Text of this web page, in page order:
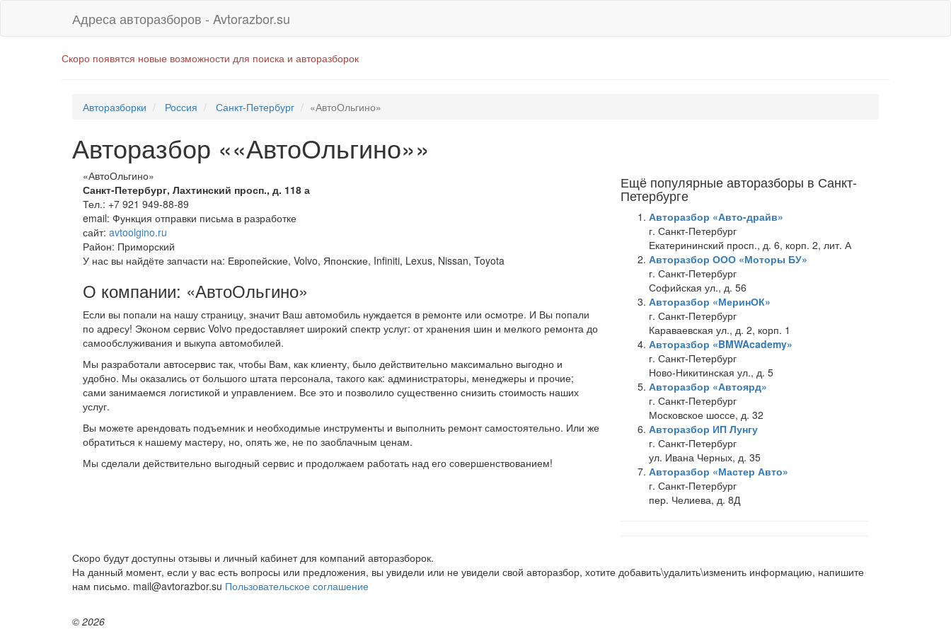
Адреса авторазборов - Avtorazbor.su
Скоро появятся новые возможности для поиска и авторазборок
Авторазборки Россия Санкт-Петербург «АвтоОльгино»
Авторазбор ««АвтоОльгино»»
«АвтоОльгино»
Санкт-Петербург, Лахтинский просп., д. 118 а
Тел.: +7 921 949-88-89
email: Функция отправки письма в разработке
сайт: avtoolgino.ru
Район: Приморский
У нас вы найдёте запчасти на: Европейские, Volvo, Японские, Infiniti, Lexus, Nissan, Toyota
О компании: «АвтоОльгино»
Если вы попали на нашу страницу, значит Ваш автомобиль нуждается в ремонте или осмотре. И Вы попали
по адресу! Эконом сервис Volvo предоставляет широкий спектр услуг: от хранения шин и мелкого ремонта до
самообслуживания и выкупа автомобилей.
Мы разработали автосервис так, чтобы Вам, как клиенту, было действительно максимально выгодно и
удобно. Мы оказались от большого штата персонала, такого как: администраторы, менеджеры и прочие;
сами занимаемся логистикой и управлением. Все это и позволило существенно снизить стоимость наших
услуг.
Вы можете арендовать подъемник и необходимые инструменты и выполнить ремонт самостоятельно. Или же
обратиться к нашему мастеру, но, опять же, не по заоблачным ценам.
Мы сделали действительно выгодный сервис и продолжаем работать над его совершенствованием!
Ещё популярные авторазборы в Санкт-
Петербурге
Авторазбор «Авто-драйв»
г. Санкт-Петербург
Екатерининский просп., д. 6, корп. 2, лит. А
Авторазбор ООО «Моторы БУ»
г. Санкт-Петербург
Софийская ул., д. 56
Авторазбор «МеринОК»
г. Санкт-Петербург
Караваевская ул., д. 2, корп. 1
Авторазбор «BMWAcademy»
г. Санкт-Петербург
Ново-Никитинская ул., д. 5
Авторазбор «Автоярд»
г. Санкт-Петербург
Московское шоссе, д. 32
Авторазбор ИП Лунгу
г. Санкт-Петербург
ул. Ивана Черных, д. 35
Авторазбор «Мастер Авто»
г. Санкт-Петербург
пер. Челиева, д. 8Д
Скоро будут доступны отзывы и личный кабинет для компаний авторазборок.
На данный момент, если у вас есть вопросы или предложения, вы увидели или не увидели свой авторазбор, хотите добавить\удалить\изменить информацию, напишите
нам письмо. mail@avtorazbor.su Пользовательское соглашение
© 2026